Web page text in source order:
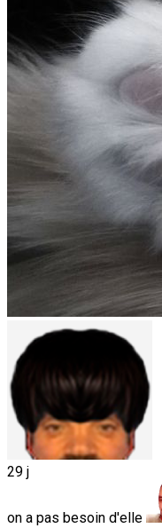
29 j
on a pas besoin d'elle